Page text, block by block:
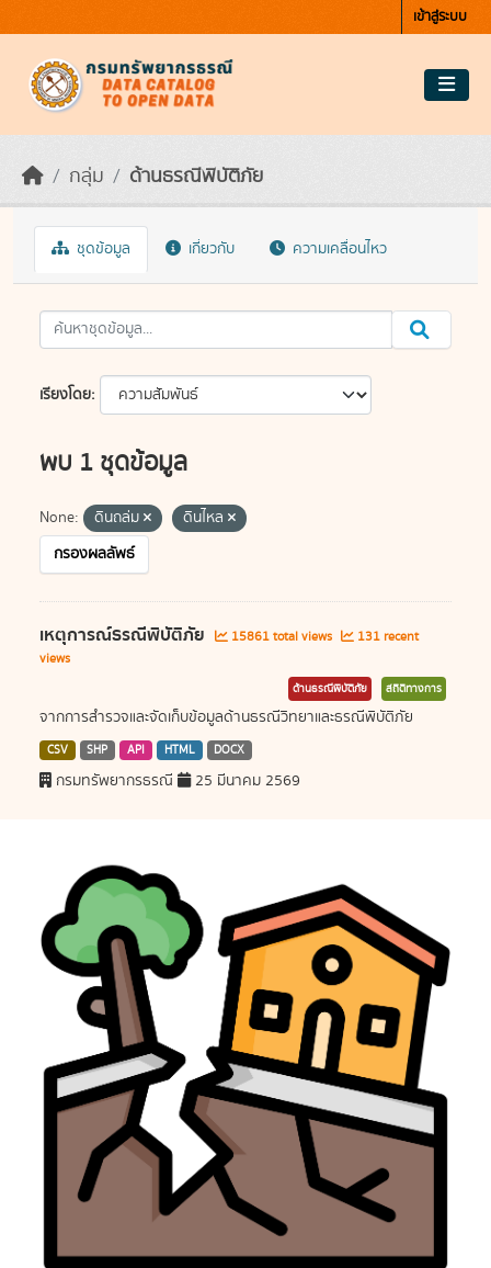
เข้าสู่ระบบ
กลุ่ม ด้านธรณีพิบัติภัย
ชุดข้อมูล เกี่ยวกับ ความเคลื่อนไหว
เรียงโดย
พบ 1 ชุดข้อมูล
None: ดินถล่ม
ดินไหล
กรองผลลัพธ์
เหตุการณ์ธรณีพิบัติภัย 15861 total views
131 recent
views
ด้านธรณีพิบัติภัย สถิติทางการ
จากการสำรวจและจัดเก็บข้อมูลด้านธรณีวิทยาและธรณีพิบัติภัย
CSV SHP API HTML DOCX
กรมทรัพยากรธรณี 25 มีนาคม 2569